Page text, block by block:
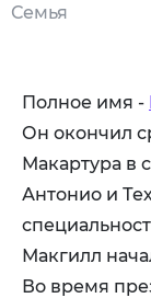
Семья
Полное имя -
Он окончил
Макартура в
Антонио и
Макгилл
Во время